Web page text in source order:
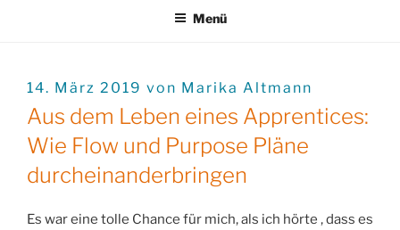
Menü
VERÖFFENTLICHT
14. März 2019 von Marika Altmann
Aus dem Leben eines Apprentices:
Wie Flow und Purpose Pläne
durcheinanderbringen
Es war eine tolle Chance für mich, als ich hörte , dass es